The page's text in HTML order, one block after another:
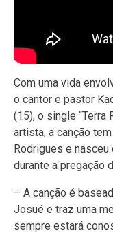
Com uma vida
o cantor e pastor
(15), o single “Terra
artista, a canção
Rodrigues e
durante a pregação
– A canção é
Josué e traz uma
sempre estará